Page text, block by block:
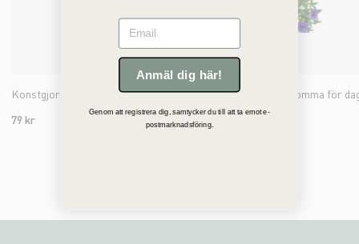
Konstgjord grön Murgröna
79 kr
Konstgjord blå Blomma för
159 kr
Email
Anmäl dig här!
Genom att registrera dig, samtycker du till att ta emot e-
postmarknadsföring.